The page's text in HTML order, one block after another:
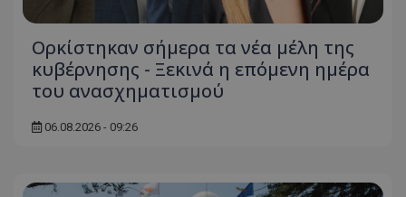
Ορκίστηκαν σήμερα τα νέα μέλη της
κυβέρνησης - Ξεκινά η επόμενη ημέρα
του ανασχηματισμού
06.08.2026 - 09:26
VISITOR_PRIVACY_METADATA
YouTube
.youtube.com